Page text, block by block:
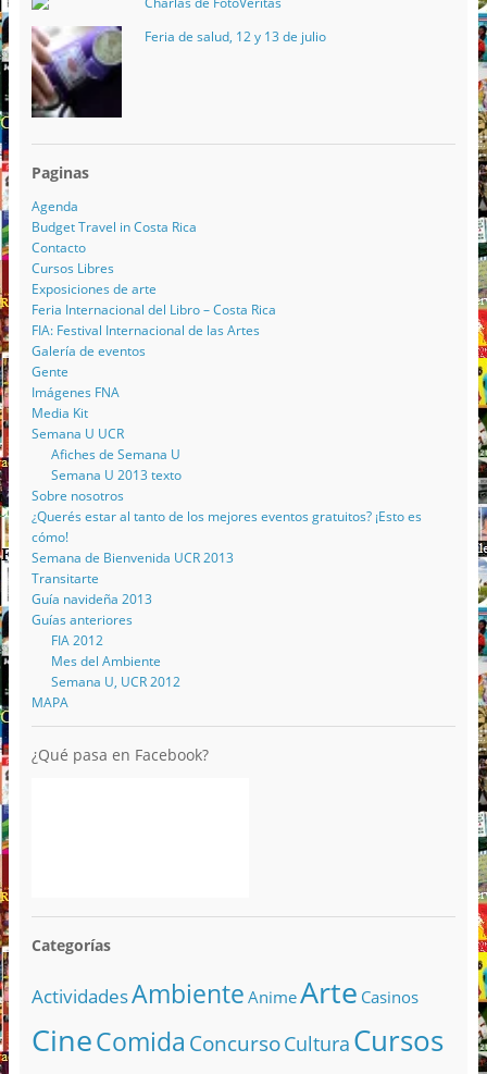
Feria de salud, 12 y 13 de julio
Paginas
Agenda
Budget Travel in Costa Rica
Contacto
Cursos Libres
Exposiciones de arte
Feria Internacional del Libro – Costa Rica
FIA: Festival Internacional de las Artes
Galería de eventos
Gente
Imágenes FNA
Media Kit
Semana U UCR
Afiches de Semana U
Semana U 2013 texto
Sobre nosotros
¿Querés estar al tanto de los mejores eventos gratuitos? ¡Esto es
cómo!
Semana de Bienvenida UCR 2013
Transitarte
Guía navideña 2013
Guías anteriores
FIA 2012
Mes del Ambiente
Semana U, UCR 2012
MAPA
¿Qué pasa en Facebook?
Categorías
ActividadesAmbiente AnimeArte Casinos
CineComida ConcursoCultura Cursos